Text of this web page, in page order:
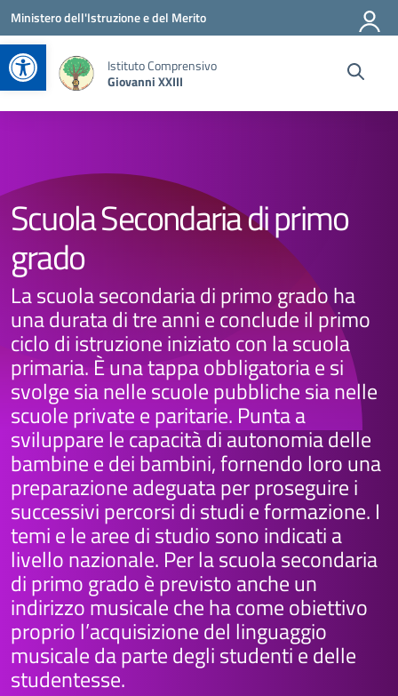
Apri la barra degli strumenti
Vai ai contenuti
Vai al menu di navigazione
Vai al footer
Ministero dell'Istruzione e del Merito
Istituto Comprensivo
Giovanni XXIII
Scuola Secondaria di primo
grado
La scuola secondaria di primo grado ha
una durata di tre anni e conclude il primo
ciclo di istruzione iniziato con la scuola
primaria. È una tappa obbligatoria e si
svolge sia nelle scuole pubbliche sia nelle
scuole private e paritarie. Punta a
sviluppare le capacità di autonomia delle
bambine e dei bambini, fornendo loro una
preparazione adeguata per proseguire i
successivi percorsi di studi e formazione. I
temi e le aree di studio sono indicati a
livello nazionale. Per la scuola secondaria
di primo grado è previsto anche un
indirizzo musicale che ha come obiettivo
proprio l’acquisizione del linguaggio
musicale da parte degli studenti e delle
studentesse.